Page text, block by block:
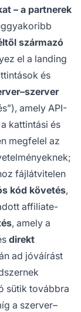
– a partnerek
származó
el a landing
és
amely API-
kattintási és
megfelel az
fájlátvitelen
kód követés,
affiliate-
, amely a
direkt
ad jóváírást
sütik továbbra
a szerver–